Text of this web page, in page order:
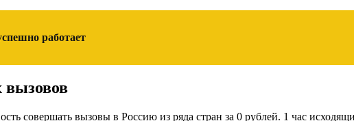
работает
вызовов
совершать вызовы в Россию из ряда стран за 0 рублей. 1 час